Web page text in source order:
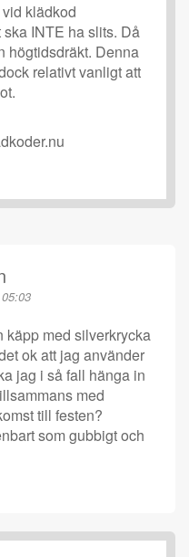
klädkod
INTE ha slits. Då
högtidsdräkt. Denna
relativt vanligt att
käpp med silverkrycka
ok att jag använder
jag i så fall hänga in
med
till festen?
som gubbigt och